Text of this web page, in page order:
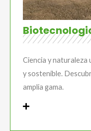
Ciencia y naturaleza
y sostenible.
amplia gama.